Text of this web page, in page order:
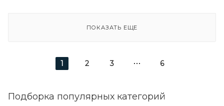
ПОКАЗАТЬ ЕЩЕ
1 2 3 6
Подборка популярных категорий